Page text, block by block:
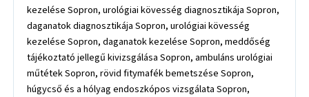
kezelése Sopron, urológiai kövesség diagnosztikája Sopron,
daganatok diagnosztikája Sopron, urológiai kövesség
kezelése Sopron, daganatok kezelése Sopron, meddőség
tájékoztató jellegű kivizsgálása Sopron, ambuláns urológiai
műtétek Sopron, rövid fitymafék bemetszése Sopron,
húgycső és a hólyag endoszkópos vizsgálata Sopron,